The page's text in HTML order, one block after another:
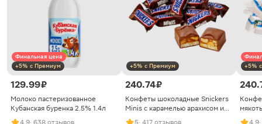
Финальная цена
+5% с Премиум
129.99 ₽
Молоко пастеризованное
Кубанская буренка 2.5% 1.4л
4.9· 638 отзывов
+5% с Премиум
240.74 ₽
Конфеты шоколадные Snickers
Minis с карамелью арахисом и
нугой
5· 417 отзывов
+5%
4.9